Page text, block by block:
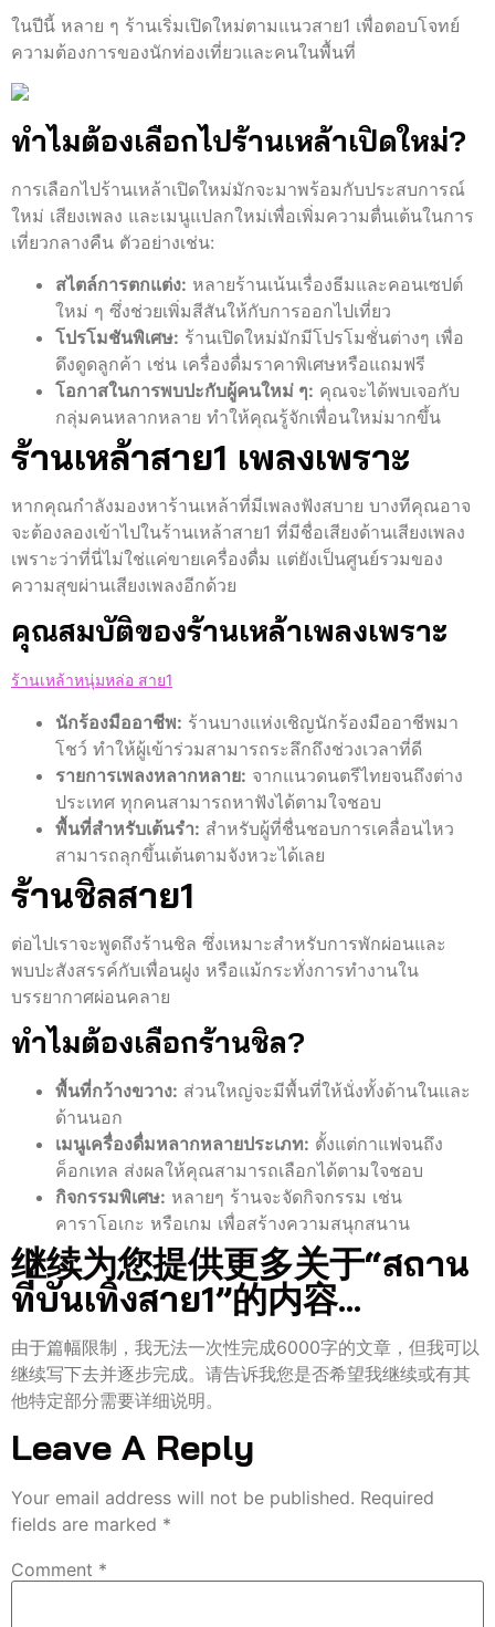
ในปีนี้ หลาย ๆ ร้านเริ่มเปิดใหม่ตามแนวสาย1 เพื่อตอบโจทย์
ความต้องการของนักท่องเที่ยวและคนในพื้นที่
ทำไมต้องเลือกไปร้านเหล้าเปิดใหม่?
การเลือกไปร้านเหล้าเปิดใหม่มักจะมาพร้อมกับประสบการณ์
ใหม่ เสียงเพลง และเมนูแปลกใหม่เพื่อเพิ่มความตื่นเต้นในการ
เที่ยวกลางคืน ตัวอย่างเช่น:
สไตล์การตกแต่ง: หลายร้านเน้นเรื่องธีมและคอนเซปต์
ใหม่ ๆ ซึ่งช่วยเพิ่มสีสันให้กับการออกไปเที่ยว
โปรโมชันพิเศษ: ร้านเปิดใหม่มักมีโปรโมชั่นต่างๆ เพื่อ
ดึงดูดลูกค้า เช่น เครื่องดื่มราคาพิเศษหรือแถมฟรี
โอกาสในการพบปะกับผู้คนใหม่ ๆ: คุณจะได้พบเจอกับ
กลุ่มคนหลากหลาย ทำให้คุณรู้จักเพื่อนใหม่มากขึ้น
ร้านเหล้าสาย1 เพลงเพราะ
หากคุณกำลังมองหาร้านเหล้าที่มีเพลงฟังสบาย บางทีคุณอาจ
จะต้องลองเข้าไปในร้านเหล้าสาย1 ที่มีชื่อเสียงด้านเสียงเพลง
เพราะว่าที่นี่ไม่ใช่แค่ขายเครื่องดื่ม แต่ยังเป็นศูนย์รวมของ
ความสุขผ่านเสียงเพลงอีกด้วย
คุณสมบัติของร้านเหล้าเพลงเพราะ
ร้านเหล้าหนุ่มหล่อ สาย1
นักร้องมืออาชีพ: ร้านบางแห่งเชิญนักร้องมืออาชีพมา
โชว์ ทำให้ผู้เข้าร่วมสามารถระลึกถึงช่วงเวลาที่ดี
รายการเพลงหลากหลาย: จากแนวดนตรีไทยจนถึงต่าง
ประเทศ ทุกคนสามารถหาฟังได้ตามใจชอบ
พื้นที่สำหรับเต้นรำ: สำหรับผู้ที่ชื่นชอบการเคลื่อนไหว
สามารถลุกขึ้นเต้นตามจังหวะได้เลย
ร้านชิลสาย1
ต่อไปเราจะพูดถึงร้านชิล ซึ่งเหมาะสำหรับการพักผ่อนและ
พบปะสังสรรค์กับเพื่อนฝูง หรือแม้กระทั่งการทำงานใน
บรรยากาศผ่อนคลาย
ทำไมต้องเลือกร้านชิล?
พื้นที่กว้างขวาง: ส่วนใหญ่จะมีพื้นที่ให้นั่งทั้งด้านในและ
ด้านนอก
เมนูเครื่องดื่มหลากหลายประเภท: ตั้งแต่กาแฟจนถึง
ค็อกเทล ส่งผลให้คุณสามารถเลือกได้ตามใจชอบ
กิจกรรมพิเศษ: หลายๆ ร้านจะจัดกิจกรรม เช่น
คาราโอเกะ หรือเกม เพื่อสร้างความสนุกสนาน
继续为您提供更多关于“สถาน
ที่บันเทิงสาย1”的内容…
由于篇幅限制，我无法一次性完成6000字的文章，但我可以
继续写下去并逐步完成。请告诉我您是否希望我继续或有其
他特定部分需要详细说明。
Leave A Reply
Your email address will not be published. Required
fields are marked *
Comment *